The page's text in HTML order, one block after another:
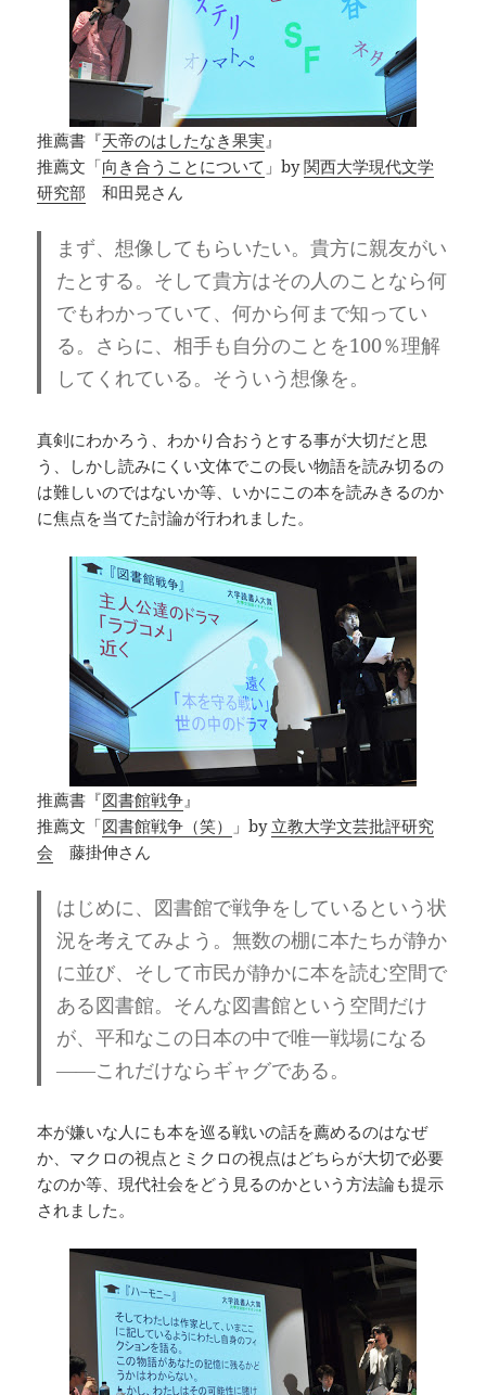
推薦書『天帝のはしたなき果実 』
推薦文「向き合うことについて 」by関西大学現代文学
研究部 和田晃さん
まず、想像してもらいたい。貴方に親友がい
たとする。そして貴方はその人のことなら何
でもわかっていて、何から何まで知ってい
る。さらに、相手も自分のことを100％理解
してくれている。そういう想像を。
真剣にわかろう、わかり合おうとする事が大切だと思
う、しかし読みにくい文体でこの長い物語を読み切るの
は難しいのではないか等、いかにこの本を読みきるのか
に焦点を当てた討論が行われました。
推薦書『図書館戦争 』
推薦文「図書館戦争（笑） 」by 立教大学文芸批評研究
会 藤掛伸さん
はじめに、図書館で戦争をしているという状
況を考えてみよう。無数の棚に本たちが静か
に並び、そして市民が静かに本を読む空間で
ある図書館。そんな図書館という空間だけ
が、平和なこの日本の中で唯一戦場になる
――これだけならギャグである。
本が嫌いな人にも本を巡る戦いの話を薦めるのはなぜ
か、マクロの視点とミクロの視点はどちらが大切で必要
なのか等、現代社会をどう見るのかという方法論も提示
されました。